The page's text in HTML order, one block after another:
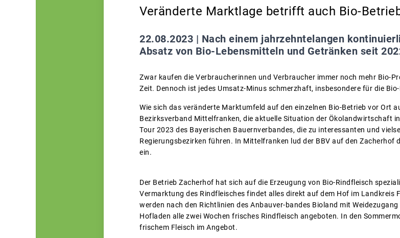
Veränderte Marktlage betrifft auch Bio-
22.08.2023 | Nach einem jahrzehntelangen
Absatz von Bio-Lebensmitteln und Getränken seit
Zwar kaufen die Verbraucherinnen und Verbraucher immer noch mehr Bio-
Zeit. Dennoch ist jedes Umsatz-Minus schmerzhaft, insbesondere für die
Wie sich das veränderte Marktumfeld auf den einzelnen Bio-Betrieb vor Ort
Bezirksverband Mittelfranken, die aktuelle Situation der Ökolandwirtschaft
Tour 2023 des Bayerischen Bauernverbandes, die zu interessanten und
Regierungsbezirken führen. In Mittelfranken lud der BBV auf den Zacherhof
ein.
Der Betrieb Zacherhof hat sich auf die Erzeugung von Bio-Rindfleisch
Vermarktung des Rindfleisches findet alles direkt auf dem Hof im Landkreis
werden nach den Richtlinien des Anbauver-bandes Bioland mit
Hofladen alle zwei Wochen frisches Rindfleisch angeboten. In den
frischem Fleisch im Angebot.